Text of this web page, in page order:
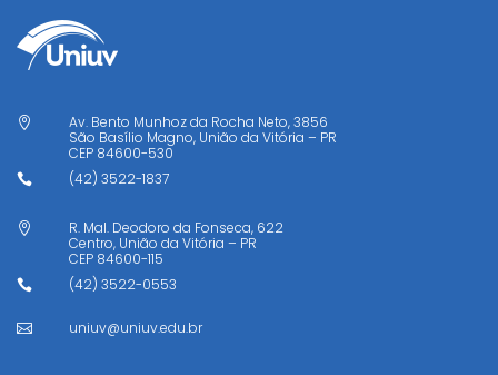

Av. Bento Munhoz da Rocha Neto, 3856
São Basílio Magno, União da Vitória – PR
CEP 84600-530
 (42) 3522-1837

R. Mal. Deodoro da Fonseca, 622
Centro, União da Vitória – PR
CEP 84600-115
 (42) 3522-0553
 uniuv@uniuv.edu.br